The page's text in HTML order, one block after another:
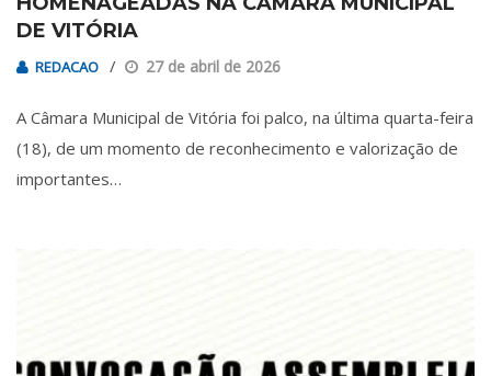
DE VITÓRIA
REDACAO 27 de abril de 2026
A Câmara Municipal de Vitória foi palco, na última quarta-feira
(18), de um momento de reconhecimento e valorização de
importantes…